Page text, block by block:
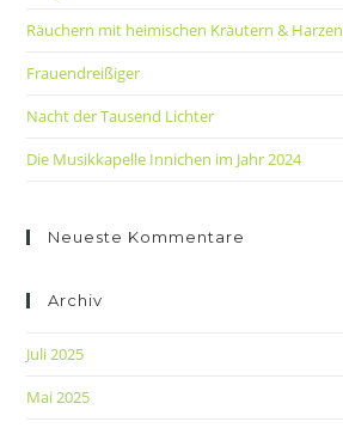
Räuchern mit heimischen Kräutern & Harzen
Frauendreißiger
Nacht der Tausend Lichter
Die Musikkapelle Innichen im Jahr 2024
Neueste Kommentare
Archiv
Juli 2025
Mai 2025